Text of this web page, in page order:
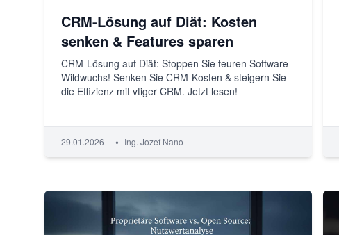
CRM-Lösung auf Diät: Kosten
senken & Features sparen
CRM-Lösung auf Diät: Stoppen Sie teuren Software-
Wildwuchs! Senken Sie CRM-Kosten & steigern Sie
die Effizienz mit vtiger CRM. Jetzt lesen!
29.01.2026 • Ing. Jozef Nano